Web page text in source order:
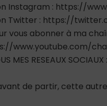
Instagram : https://
Twitter : https://
vous abonner à ma
www.youtube.com/
MES RESEAUX
avant de partir, cette